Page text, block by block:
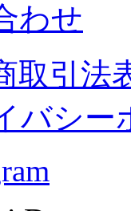
わせ
取引法
バシー